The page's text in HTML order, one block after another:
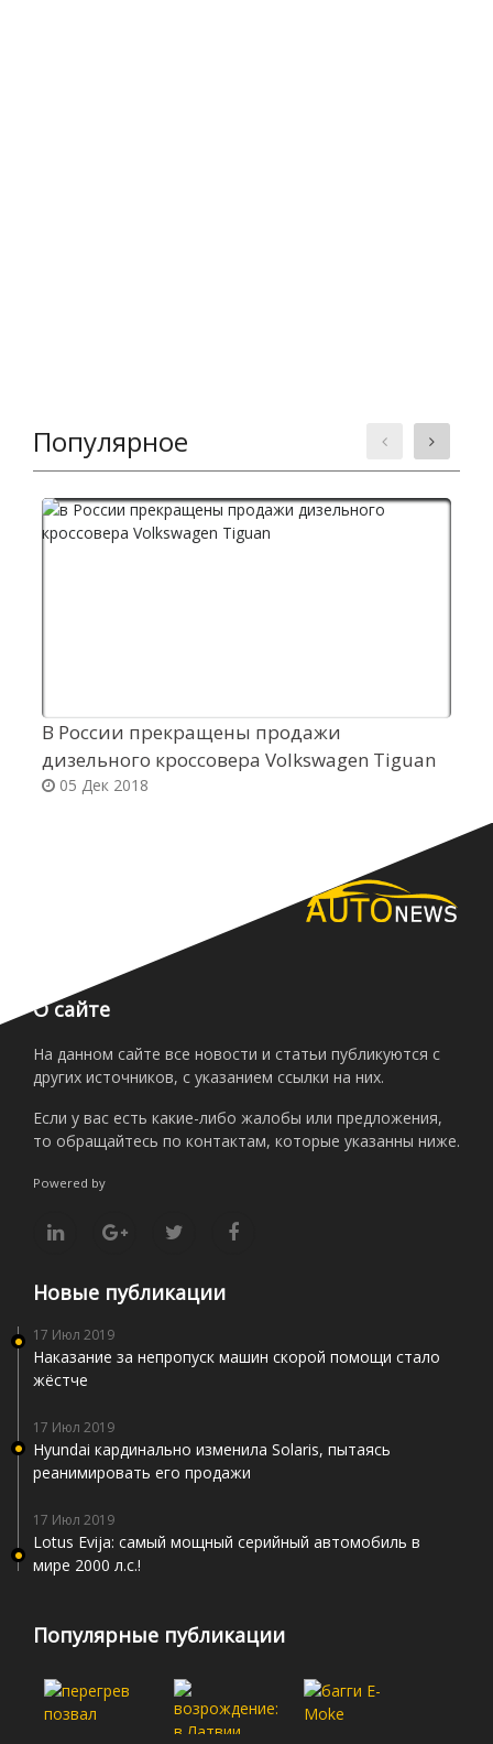
Популярное
В России прекращены продажи
дизельного кроссовера Volkswagen Tiguan
05 Дек 2018
О сайте
На данном сайте все новости и статьи публикуются с
других источников, с указанием ссылки на них.
Если у вас есть какие-либо жалобы или предложения,
то обращайтесь по контактам, которые указанны ниже.
Powered by
Новые публикации
17 Июл 2019
Наказание за непропуск машин скорой помощи стало
жёстче
17 Июл 2019
Hyundai кардинально изменила Solaris, пытаясь
реанимировать его продажи
17 Июл 2019
Lotus Evija: самый мощный серийный автомобиль в
мире 2000 л.с.!
Популярные публикации